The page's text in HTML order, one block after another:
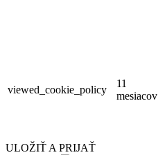
viewed_cookie_policy
11
mesiacov
ULOŽIŤ A PRIJAŤ